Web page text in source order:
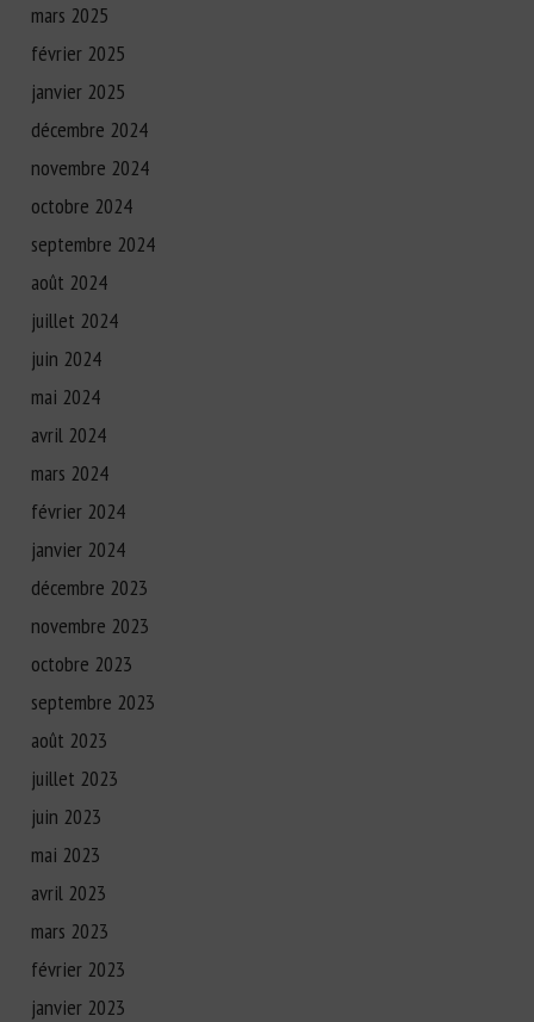
mars 2025
février 2025
janvier 2025
décembre 2024
novembre 2024
octobre 2024
septembre 2024
août 2024
juillet 2024
juin 2024
mai 2024
avril 2024
mars 2024
février 2024
janvier 2024
décembre 2023
novembre 2023
octobre 2023
septembre 2023
août 2023
juillet 2023
juin 2023
mai 2023
avril 2023
mars 2023
février 2023
janvier 2023